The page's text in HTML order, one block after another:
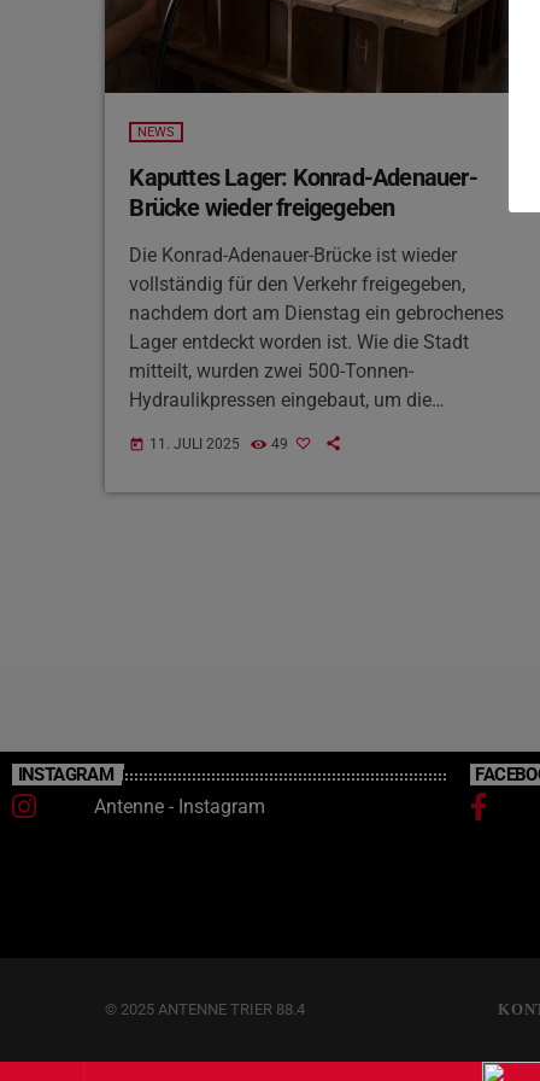
NEWS
Kaputtes Lager: Konrad-Adenauer-
Brücke wieder freigegeben
Die Konrad-Adenauer-Brücke ist wieder
vollständig für den Verkehr freigegeben,
nachdem dort am Dienstag ein gebrochenes
Lager entdeckt worden ist. Wie die Stadt
mitteilt, wurden zwei 500-Tonnen-
Hydraulikpressen eingebaut, um die
Pressen bleiben zunächst in der Brücke, bis
das Lager kaputte Lager dauerhaft ersetzt
today 11. JULI 2025 49
INSTAGRAM
Antenne - Instagram
© 2025 ANTENNE TRIER 88.4